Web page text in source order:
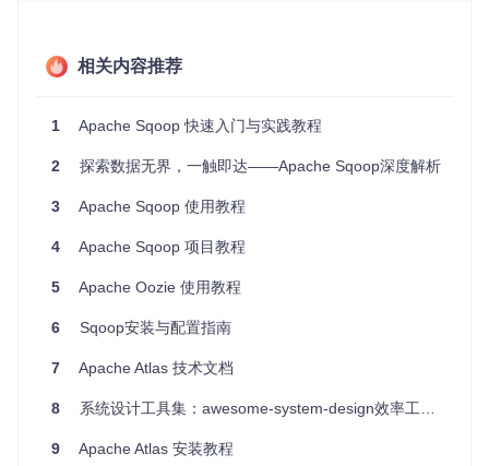
cd sqoop
数据库连接信息（包括用户名、密码、数据库名等）。下面是
--connect "jdbc:mysql://localhost:3306/your_database"
--username your_username \
--password your_password \
--target-dir hdfs://localhost/user/hadoop/imported_data \
这条命令会将指定的表数据从MySQL数据库导入到Hadoop文
复数据。
相关内容推荐
1 Apache Sqoop 快速入门与实践教程
2 探索数据无界，一触即达——Apache Sqoop深度解析
3 Apache Sqoop 使用教程
4 Apache Sqoop 项目教程
5 Apache Oozie 使用教程
6 Sqoop安装与配置指南
7 Apache Atlas 技术文档
8 系统设计工具集：awesome-system-design效率工具推荐
9 Apache Atlas 安装教程